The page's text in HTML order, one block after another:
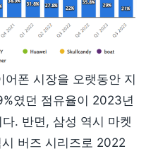
폰 시장을 오랫동안 지
였던 점유율이 2023년
. 반면, 삼성 역시 마켓
버즈 시리즈로 2022